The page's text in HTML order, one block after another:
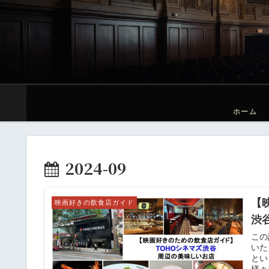
ホーム
2024-09
映画好きの飲食店ガイド
渋
こ
い
と